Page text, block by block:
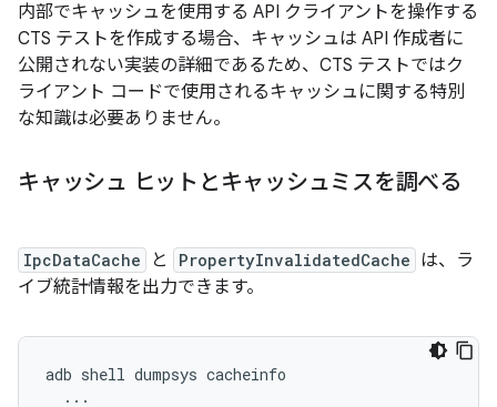
内部でキャッシュを使用する API クライアントを操作する
CTS テストを作成する場合、キャッシュは API 作成者に
公開されない実装の詳細であるため、CTS テストではク
ライアント コードで使用されるキャッシュに関する特別
な知識は必要ありません。
キャッシュ ヒットとキャッシュミスを調べる
IpcDataCache と PropertyInvalidatedCache は、ラ
イブ統計情報を出力できます。
adb shell dumpsys